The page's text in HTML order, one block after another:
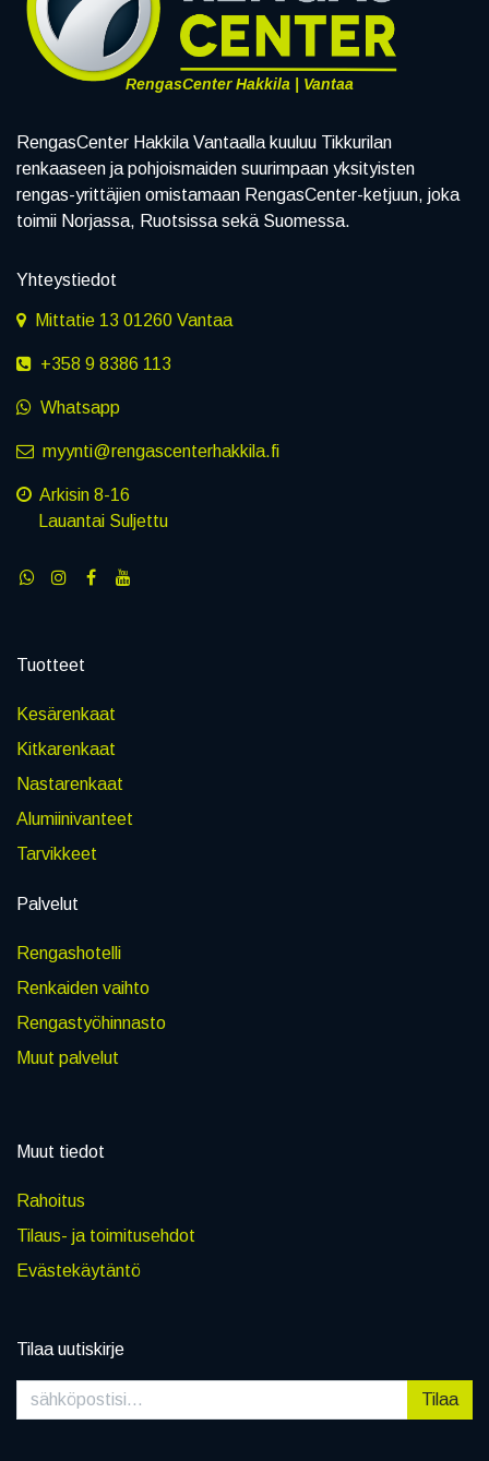
RengasCenter Hakkila | Vantaa
RengasCenter Hakkila Vantaalla kuuluu Tikkurilan
renkaaseen ja pohjoismaiden suurimpaan yksityisten
rengas-yrittäjien omistamaan RengasCenter-ketjuun, joka
toimii Norjassa, Ruotsissa sekä Suomessa.
Yhteystiedot
Mittatie 13 01260 Vantaa
+358 9 8386 113
Whatsapp
myynti@rengascenterhakkila.fi
Arkisin 8-16
Lauantai Suljettu
Tuotteet
Kesärenkaat
Kitkarenkaat
Nastarenkaat
Alumiinivanteet
Tarvikkeet
Palvelut
Rengashotelli
Renkaiden vaihto
Rengastyöhinnasto
Muut palvelut
Muut tiedot
Rahoitus
Tilaus- ja toimitusehdot
Evästekäytäntö
Tilaa uutiskirje
Tilaa